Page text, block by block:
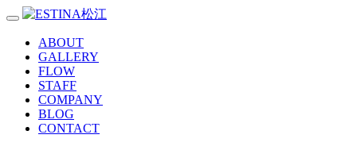
Toggle
navigation
ABOUT
GALLERY
FLOW
STAFF
COMPANY
BLOG
CONTACT